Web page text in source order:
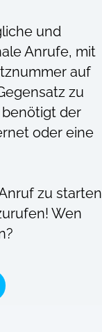
und
Anrufe, mit
auf
zu
der
oder eine
zu starten
Wen